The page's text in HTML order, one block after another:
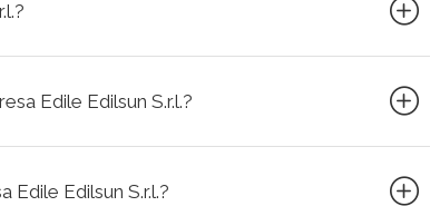
Edile Edilsun S.r.l.?
Edilsun S.r.l.?